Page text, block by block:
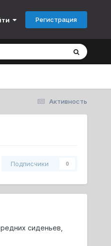
Регистрация
Активность
Подписчики 0
сиденьев,